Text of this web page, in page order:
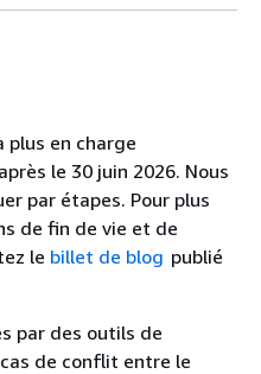
plus en charge
le 30 juin 2026. Nous
par étapes. Pour plus
de fin de vie et de
le billet de blog publié
par des outils de
de conflit entre le